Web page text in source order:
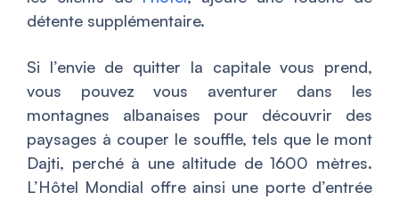
détente supplémentaire.
Si l’envie de quitter la capitale vous prend,
vous pouvez vous aventurer dans les
montagnes albanaises pour découvrir des
paysages à couper le souffle, tels que le mont
Dajti, perché à une altitude de 1600 mètres.
L’Hôtel Mondial offre ainsi une porte d’entrée